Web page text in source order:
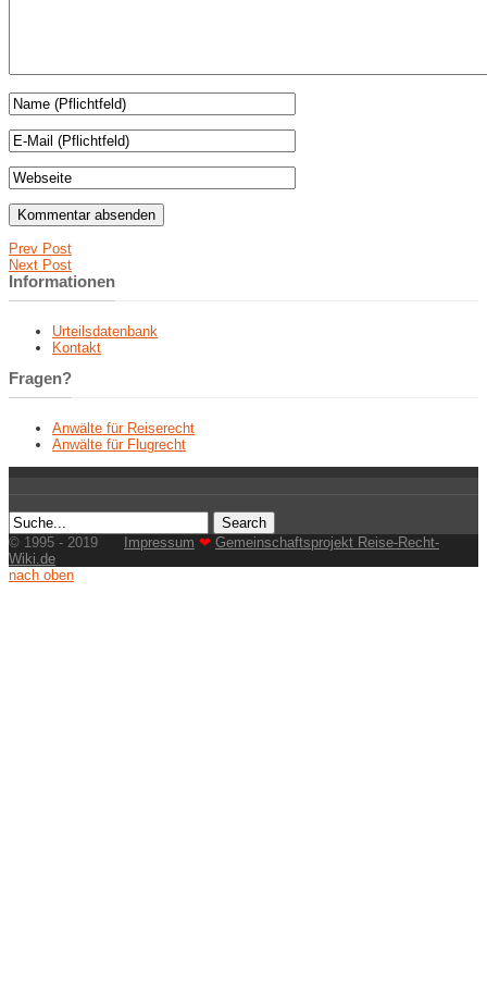
Prev Post
Next Post
Informationen
Urteilsdatenbank
Kontakt
Fragen?
Anwälte für Reiserecht
Anwälte für Flugrecht
© 1995 - 2019 Impressum ❤ Gemeinschaftsprojekt Reise-Recht-
Wiki.de
nach oben